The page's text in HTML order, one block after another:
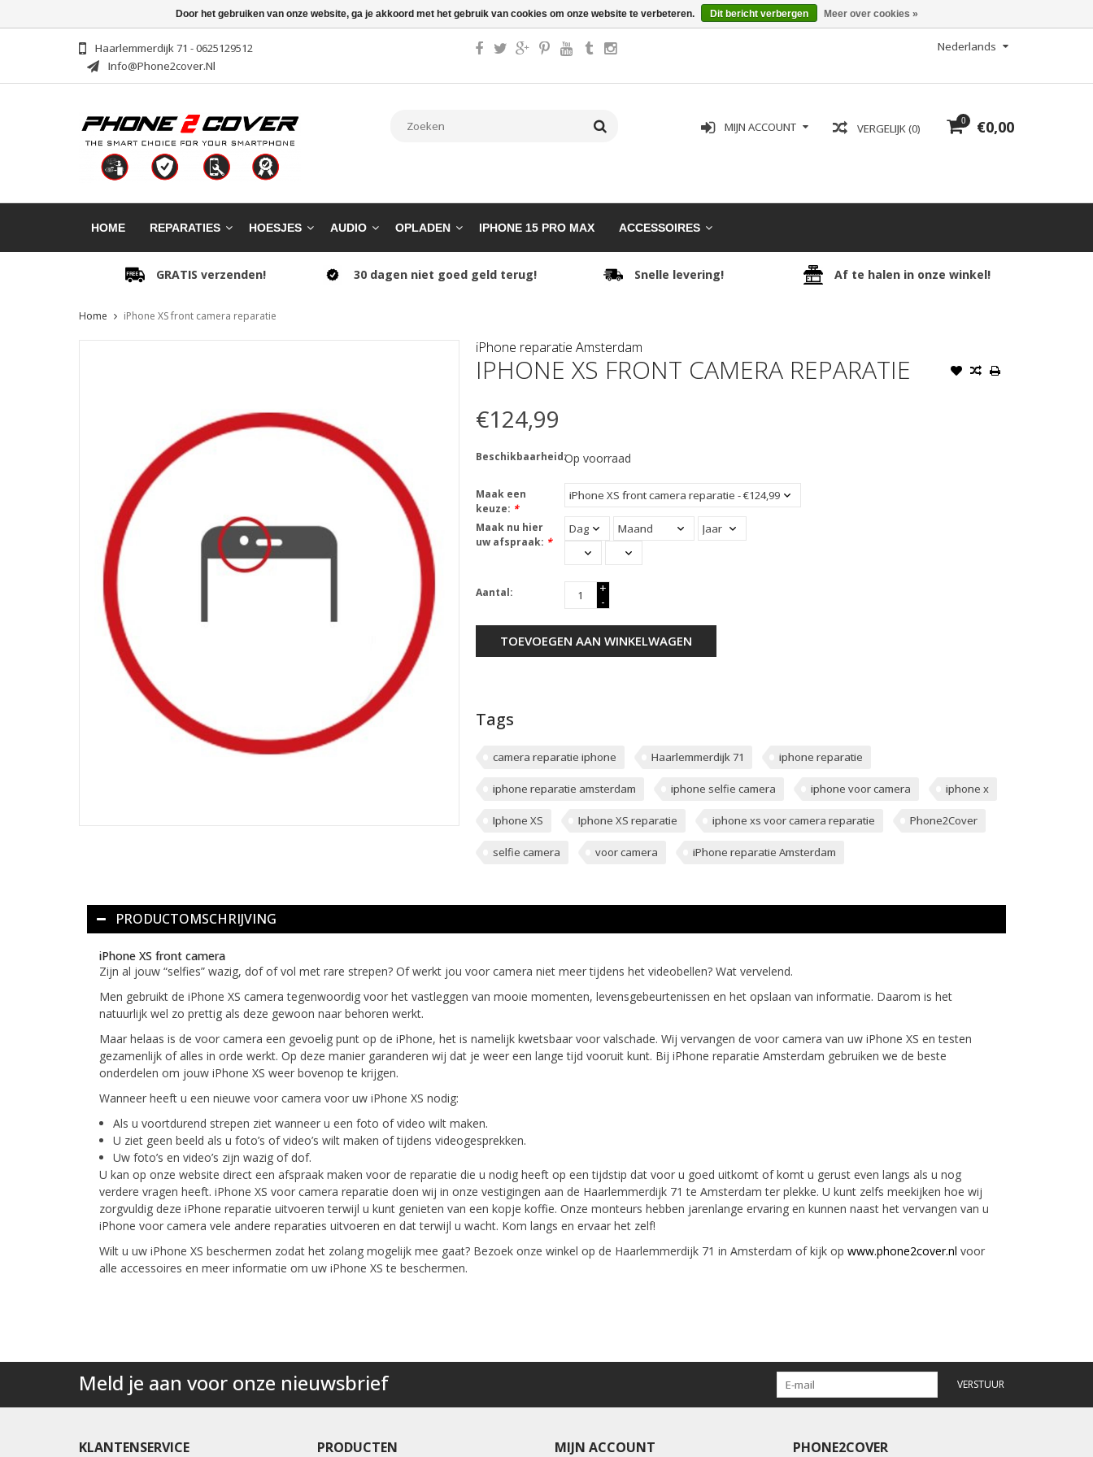
Haarlemmerdijk 71 - 0625129512
Info@phone2cover.nl
Nederlands
0 €0,00
VERGELIJK (0)
MIJN ACCOUNT
HOME REPARATIES HOESJES AUDIO OPLADEN IPHONE 15 PRO MAX ACCESSOIRES
GRATIS verzenden! 30 dagen niet goed geld terug! Snelle levering! Af te halen in onze winkel!
Home iPhone XS front camera reparatie
iPhone reparatie Amsterdam
IPHONE XS FRONT CAMERA REPARATIE
€124,99
Beschikbaarheid:Op voorraad
Maak een
keuze: *
Maak nu hier
uw afspraak: *
Aantal:
+
-
TOEVOEGEN AAN WINKELWAGEN
Tags
camera reparatie iphone Haarlemmerdijk 71 iphone reparatie
iphone reparatie amsterdam iphone selfie camera iphone voor camera iphone x
Iphone XS Iphone XS reparatie iphone xs voor camera reparatie Phone2Cover
selfie camera voor camera iPhone reparatie Amsterdam
PRODUCTOMSCHRIJVING
iPhone XS front camera
Zijn al jouw “selfies” wazig, dof of vol met rare strepen? Of werkt jou voor camera niet meer tijdens het videobellen? Wat vervelend.
Men gebruikt de iPhone XS camera tegenwoordig voor het vastleggen van mooie momenten, levensgebeurtenissen en het opslaan van informatie. Daarom is het
natuurlijk wel zo prettig als deze gewoon naar behoren werkt.
Maar helaas is de voor camera een gevoelig punt op de iPhone, het is namelijk kwetsbaar voor valschade. Wij vervangen de voor camera van uw iPhone XS en testen
gezamenlijk of alles in orde werkt. Op deze manier garanderen wij dat je weer een lange tijd vooruit kunt. Bij iPhone reparatie Amsterdam gebruiken we de beste
onderdelen om jouw iPhone XS weer bovenop te krijgen.
Wanneer heeft u een nieuwe voor camera voor uw iPhone XS nodig:
Als u voortdurend strepen ziet wanneer u een foto of video wilt maken.
U ziet geen beeld als u foto’s of video’s wilt maken of tijdens videogesprekken.
Uw foto’s en video’s zijn wazig of dof.
U kan op onze website direct een afspraak maken voor de reparatie die u nodig heeft op een tijdstip dat voor u goed uitkomt of komt u gerust even langs als u nog
verdere vragen heeft. iPhone XS voor camera reparatie doen wij in onze vestigingen aan de Haarlemmerdijk 71 te Amsterdam ter plekke. U kunt zelfs meekijken hoe wij
zorgvuldig deze iPhone reparatie uitvoeren terwijl u kunt genieten van een kopje koffie. Onze monteurs hebben jarenlange ervaring en kunnen naast het vervangen van u
iPhone voor camera vele andere reparaties uitvoeren en dat terwijl u wacht. Kom langs en ervaar het zelf!
Wilt u uw iPhone XS beschermen zodat het zolang mogelijk mee gaat? Bezoek onze winkel op de Haarlemmerdijk 71 in Amsterdam of kijk op www.phone2cover.nl voor
alle accessoires en meer informatie om uw iPhone XS te beschermen.
Meld je aan voor onze nieuwsbrief VERSTUUR
KLANTENSERVICE PRODUCTEN MIJN ACCOUNT PHONE2COVER
Door het gebruiken van onze website, ga je akkoord met het gebruik van cookies om onze website te verbeteren. Dit bericht verbergen Meer over cookies »